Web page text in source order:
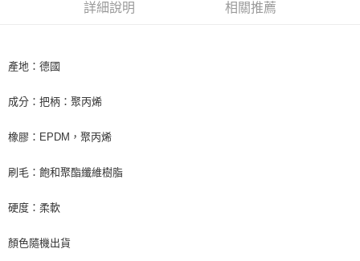
【關於「AFTEE先享後付」】
１．簡單：不需註冊會員、不需綁卡、不需儲值。
２．便利：只要手機號碼，簡訊認證，即可結帳。
１．於結帳方式選擇「AFTEE先享後付」後，將跳轉至「AFTEE先享後付」
３．收到繳費通知簡訊後14天內，點擊此簡訊中的連結，可透過四大超商／
※ 請注意：結帳手續完成當下不需立刻繳費，但若您需要取消訂單，請聯絡
※ 交易是否成功請以「AFTEE先享後付 」之結帳頁面顯示為準，若有關於
運送方式
全家取貨付款
付款後全家取貨
每筆NT$60，滿NT$590(含以上)免運費
付款後7-11取貨
詳細說明 相關推薦
產地：德國
成分：把柄：聚丙烯
橡膠：EPDM，聚丙烯
刷毛：飽和聚酯纖維樹脂
硬度：柔軟
顏色隨機出貨